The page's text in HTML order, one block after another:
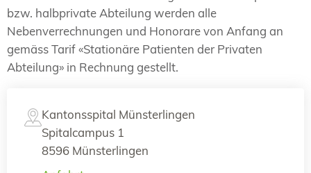
bzw. halbprivate Abteilung werden alle
Nebenverrechnungen und Honorare von Anfang an
gemäss Tarif «Stationäre Patienten der Privaten
Abteilung» in Rechnung gestellt.
Kantonsspital Münsterlingen
Spitalcampus 1
8596 Münsterlingen